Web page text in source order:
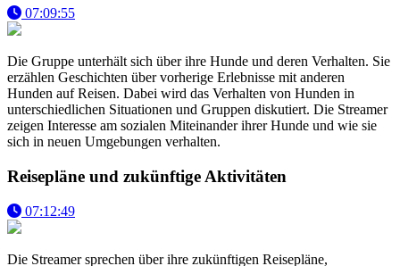
07:09:55
Die Gruppe unterhält sich über ihre Hunde und deren Verhalten. Sie
erzählen Geschichten über vorherige Erlebnisse mit anderen
Hunden auf Reisen. Dabei wird das Verhalten von Hunden in
unterschiedlichen Situationen und Gruppen diskutiert. Die Streamer
zeigen Interesse am sozialen Miteinander ihrer Hunde und wie sie
sich in neuen Umgebungen verhalten.
Reisepläne und zukünftige Aktivitäten
07:12:49
Die Streamer sprechen über ihre zukünftigen Reisepläne,